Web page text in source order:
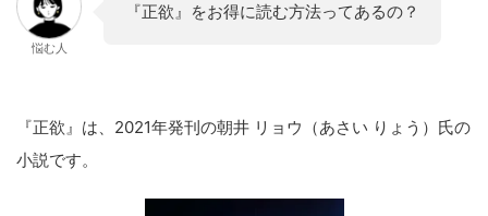
悩む人
『正欲』をお得に読む方法ってあるの？
『正欲』は、2021年発刊の朝井 リョウ（あさい りょう）氏の
小説です。